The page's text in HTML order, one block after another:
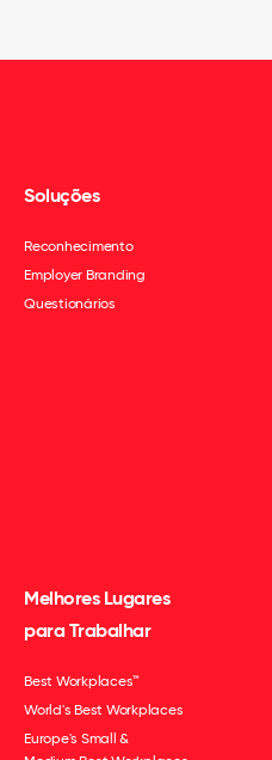
Soluções
Reconhecimento
Employer Branding
Questionários
Melhores Lugares
para Trabalhar
Best Workplaces™
World's Best Workplaces
Europe's Small &